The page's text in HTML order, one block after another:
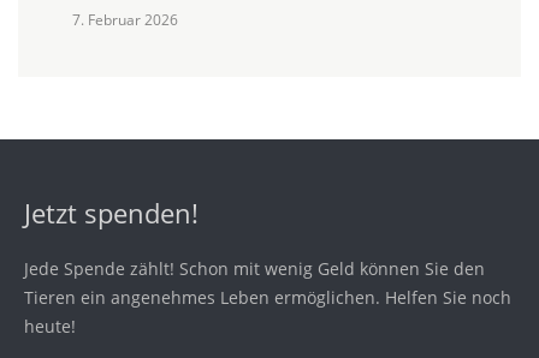
7. Februar 2026
Jetzt spenden!
Jede Spende zählt! Schon mit wenig Geld können Sie den
Tieren ein angenehmes Leben ermöglichen. Helfen Sie noch
heute!